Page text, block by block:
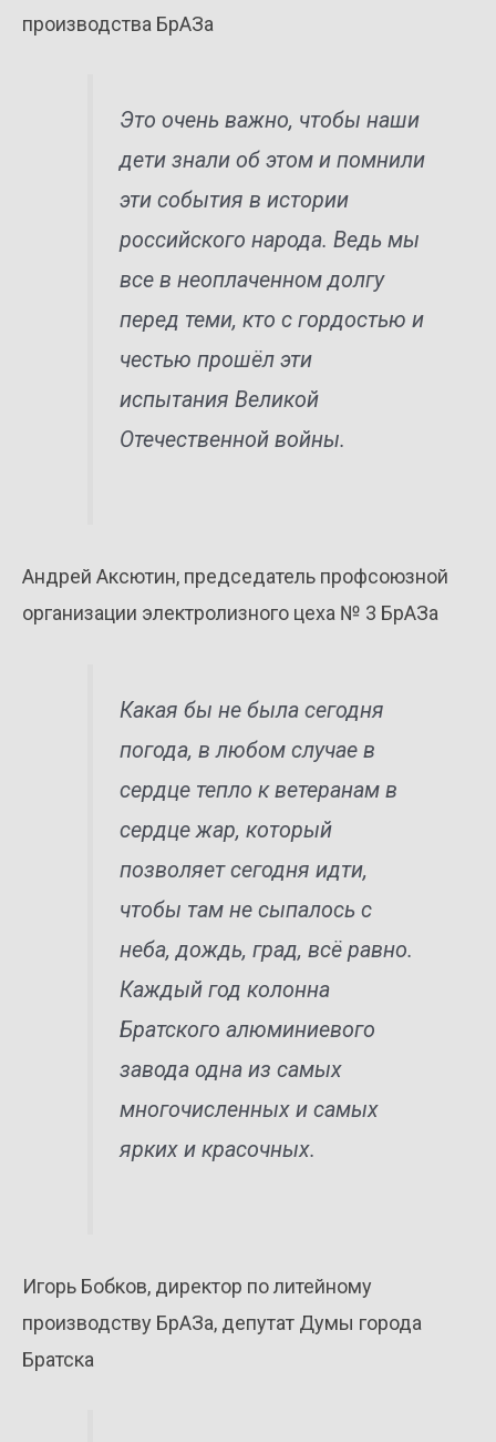
производства БрАЗа
Это очень важно, чтобы наши
дети знали об этом и помнили
эти события в истории
российского народа. Ведь мы
все в неоплаченном долгу
перед теми, кто с гордостью и
честью прошёл эти
испытания Великой
Отечественной войны.
Андрей Аксютин, председатель профсоюзной
организации электролизного цеха № 3 БрАЗа
Какая бы не была сегодня
погода, в любом случае в
сердце тепло к ветеранам в
сердце жар, который
позволяет сегодня идти,
чтобы там не сыпалось с
неба, дождь, град, всё равно.
Каждый год колонна
Братского алюминиевого
завода одна из самых
многочисленных и самых
ярких и красочных.
Игорь Бобков, директор по литейному
производству БрАЗа, депутат Думы города
Братска